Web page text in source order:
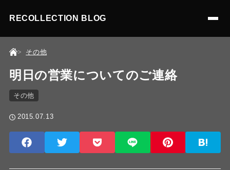
RECOLLECTION BLOG
その他
明日の営業についてのご連絡
その他
2015.07.13